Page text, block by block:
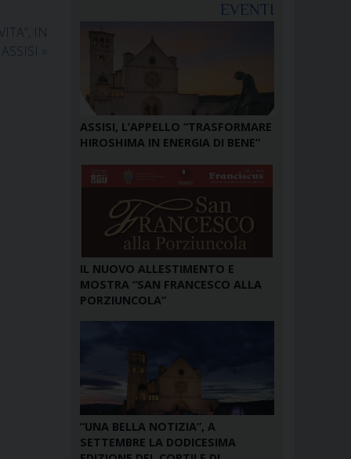
IN
»
EVENTI
ASSISI, L’APPELLO “TRASFORMARE
HIROSHIMA IN ENERGIA DI BENE”
IL NUOVO ALLESTIMENTO E
MOSTRA “SAN FRANCESCO ALLA
PORZIUNCOLA”
“UNA BELLA NOTIZIA”, A
SETTEMBRE LA DODICESIMA